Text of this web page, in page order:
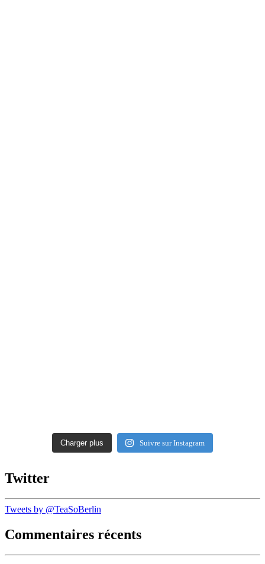
Charger plus Suivre sur Instagram
Twitter
Tweets by @TeaSoBerlin
Commentaires récents